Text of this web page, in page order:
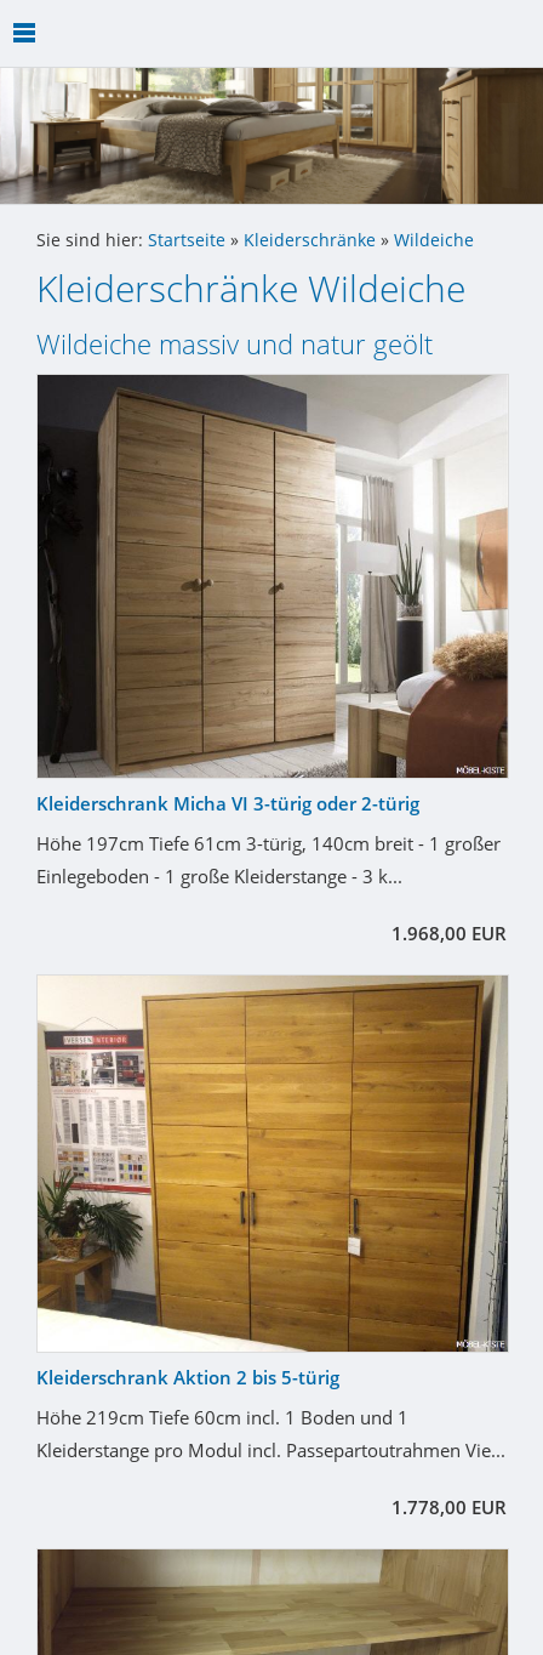
Sie sind hier: Startseite » Kleiderschränke » Wildeiche
Kleiderschränke Wildeiche
Wildeiche massiv und natur geölt
Kleiderschrank Micha VI 3-türig oder 2-türig
Höhe 197cm Tiefe 61cm 3-türig, 140cm breit - 1 großer
Einlegeboden - 1 große Kleiderstange - 3 k...
1.968,00 EUR
Kleiderschrank Aktion 2 bis 5-türig
Höhe 219cm Tiefe 60cm incl. 1 Boden und 1
Kleiderstange pro Modul incl. Passepartoutrahmen Vie...
1.778,00 EUR